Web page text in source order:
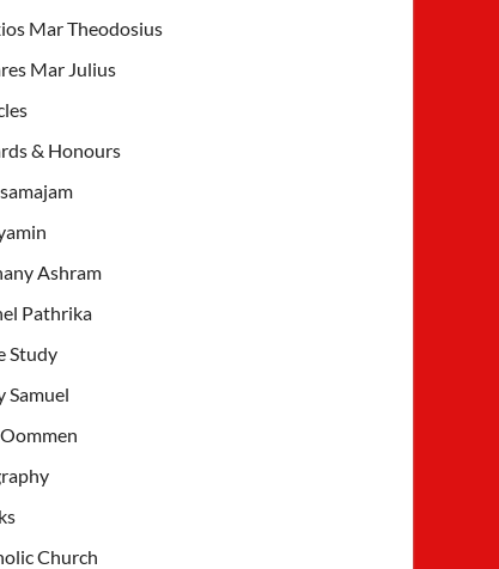
Mar Theodosius
Mar Julius
& Honours
Ashram
Pathrika
Study
Samuel
Church